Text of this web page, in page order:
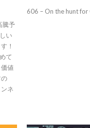
騰予
い
！
て
値
ネ
606 – On the hunt for